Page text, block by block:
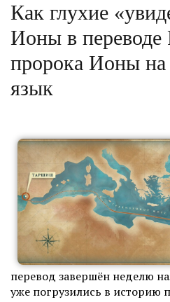
Как глухие
Ионы в
пророка Ионы
язык
перевод завершён неделю
уже погрузились в историю